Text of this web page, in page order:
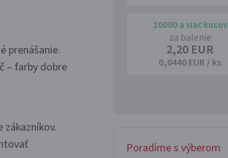
10000 a viac kusov
za balenie
2,20 EUR
0,0440 EUR / ks
Poradíme s výberom
prenášanie.
– farby dobre
zákazníkov.